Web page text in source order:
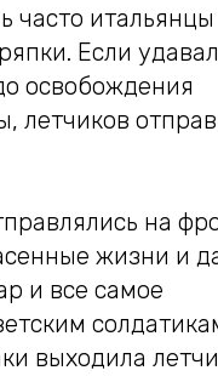
часто
Если
освобождения
летчиков
на
жизни и
и все самое
выходила